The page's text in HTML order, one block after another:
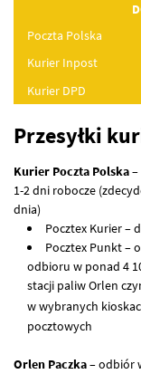
Poczta Polska
Kurier Inpost
Kurier DPD
Przesyłki
Kurier Poczta Polska–
1-2 dni robocze
dnia)
Pocztex Kurier –
Pocztex Punkt –
odbioru w ponad 4
stacji paliw Orlen
w wybranych
pocztowych
Orlen Paczka– odbiór